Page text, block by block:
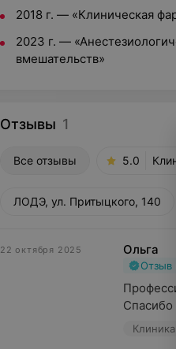
2018 г. — «Клиническая
2023 г. —
вмешательств»
Отзывы 1
Все отзывы 5.0
ЛОДЭ, ул. Притыцкого, 140
22 октября 2025 Ольга
Отзыв
Спасибо